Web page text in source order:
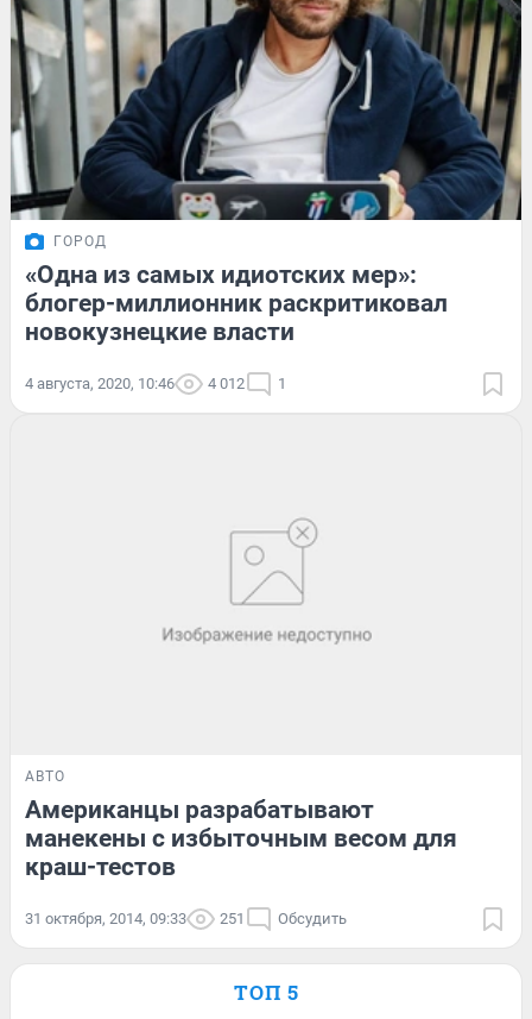
ГОРОД
«Одна из самых идиотских мер»:
блогер-миллионник раскритиковал
новокузнецкие власти
4 августа, 2020, 10:46 4 012 1
АВТО
Американцы разрабатывают
манекены с избыточным весом для
краш-тестов
31 октября, 2014, 09:33 251 Обсудить
ТОП 5